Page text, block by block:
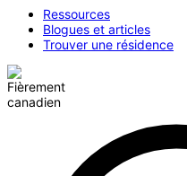
Ressources
Blogues et articles
Trouver une résidence